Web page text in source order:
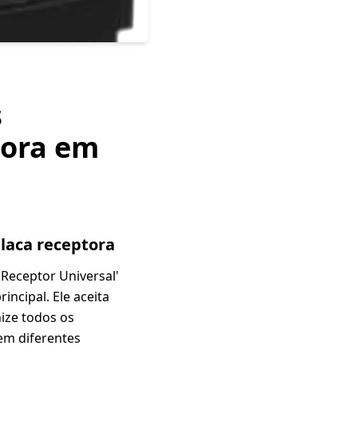
em
receptora
Universal'
Ele aceita
todos os
diferentes